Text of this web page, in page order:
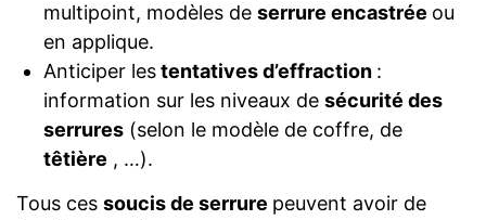
multipoint, modèles de serrure encastrée ou
en applique.
Anticiper lestentatives d’effraction :
information sur les niveaux de sécurité des
serrures(selon le modèle de coffre, de
têtière , …).
Tous ces soucis de serrure peuvent avoir de